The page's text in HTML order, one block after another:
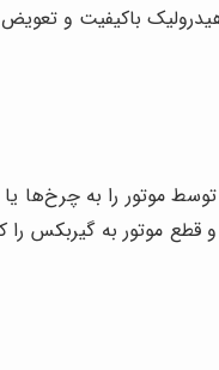
باکیفیت و
موتور را به چرخ‌ها
موتور به گیربکس